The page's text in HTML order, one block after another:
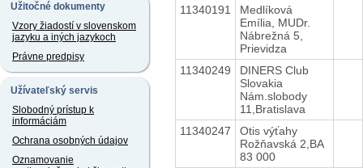
Užitočné dokumenty
Vzory žiadostí v slovenskom
jazyku a iných jazykoch
Právne predpisy
Užívateľský servis
Slobodný prístup k
informáciám
Ochrana osobných údajov
Oznamovanie
11340191
Medlíková
Emília, MUDr.
Nábrežná 5,
Prievidza
11340249
DINERS Club
Slovakia
Nám.slobody
11,Bratislava
11340247
Otis výťahy
Rožňavská 2,BA
83 000